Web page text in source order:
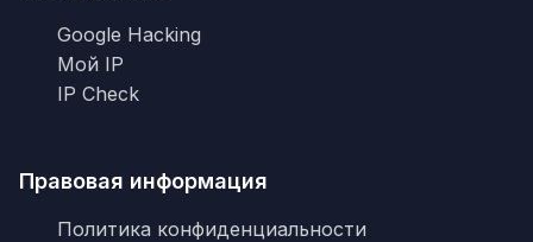
Google Hacking
Мой IP
IP Check
Правовая информация
Политика конфиденциальности